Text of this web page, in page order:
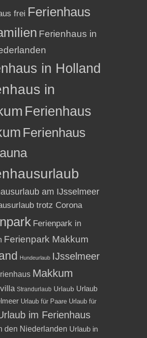
frei Ferienhaus
Ferienhaus in
in Holland
in
Ferienhaus
Ferienhaus
am IJsselmeer
trotz Corona
Ferienpark in
Ferienpark Makkum
Hundeurlaub IJsselmeer
Makkum
Strandurlaub Urlaub Urlaub
Urlaub für Paare Urlaub für
im Ferienhaus
den Niederlanden Urlaub in